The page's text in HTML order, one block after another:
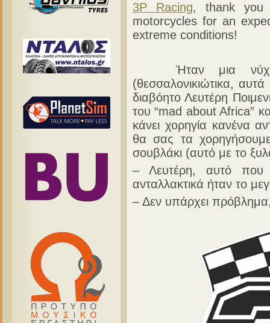
3P Racing, thank you
motorcycles for an
extreme conditions!
Ήταν μια νύχτα
(θεσσαλονικιώτικα,
διαβόητο Λευτέρη
του “mad about Africa”
κάνει χορηγία κανένα
θα σας τα
σουβλάκι (αυτό με το
– Λευτέρη, αυτό που
ανταλλακτικά ήταν το
– Δεν υπάρχει